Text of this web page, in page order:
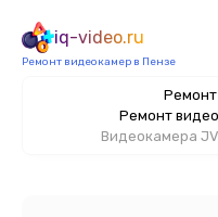
iq-video.ru
Ремонт видеокамер в Пензе
Ремонт
Видеокамера